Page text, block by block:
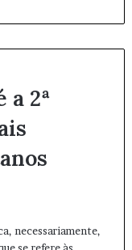
a 2ª
necessariamente,